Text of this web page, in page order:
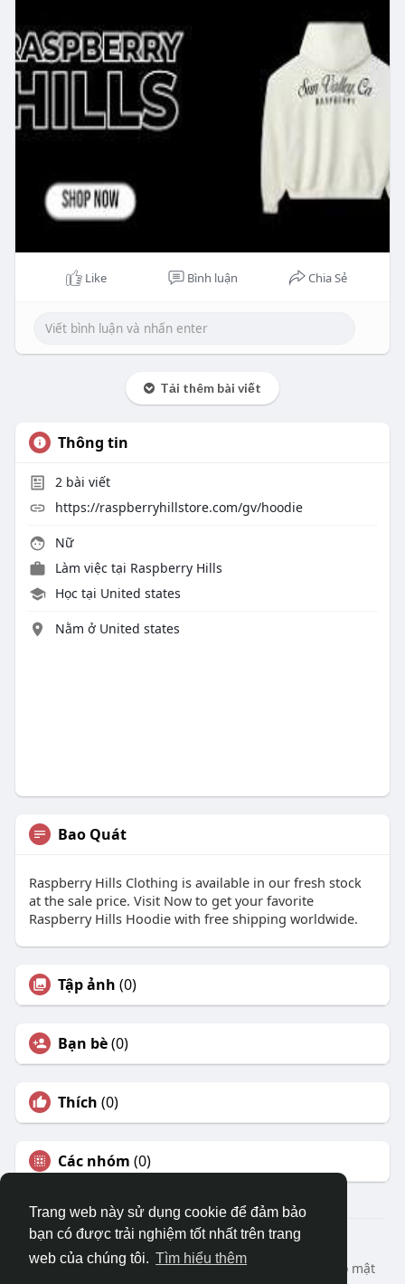
Trang web này sử dụng cookie để đảm bảo
bạn có được trải nghiệm tốt nhất trên trang
web của chúng tôi. Tìm hiểu thêm
Like Bình luận Chia Sẻ
Tải thêm bài viết
Thông tin
2bài viết
https://raspberryhillstore.com/gv/hoodie
Nữ
Làm việc tại Raspberry Hills
Học tại United states
Nằm ở United states
Bao Quát
Raspberry Hills Clothing is available in our fresh stock
at the sale price. Visit Now to get your favorite
Raspberry Hills Hoodie with free shipping worldwide.
Tập ảnh (0)
Bạn bè(0)
Thích (0)
Các nhóm (0)
© 2026 DRVIET.COM
Nhà
Bao Quát Liên hệ chúng tôi
Chính sách bảo mật